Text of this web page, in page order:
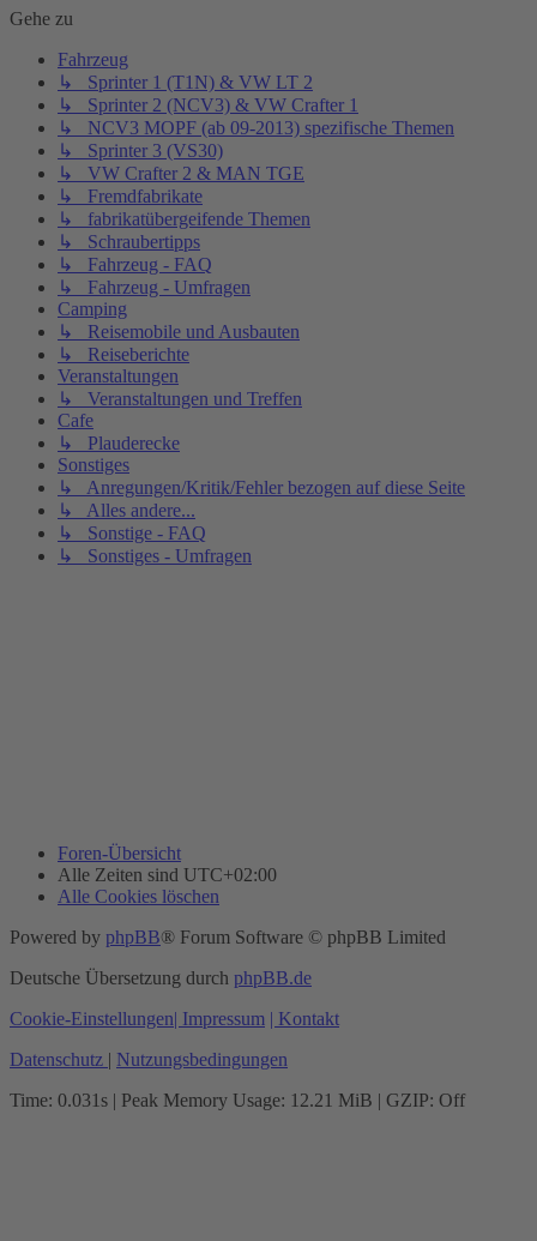
Gehe zu
Fahrzeug
↳ Sprinter 1 (T1N) & VW LT 2
↳ Sprinter 2 (NCV3) & VW Crafter 1
↳ NCV3 MOPF (ab 09-2013) spezifische Themen
↳ Sprinter 3 (VS30)
↳ VW Crafter 2 & MAN TGE
↳ Fremdfabrikate
↳ fabrikatübergeifende Themen
↳ Schraubertipps
↳ Fahrzeug - FAQ
↳ Fahrzeug - Umfragen
Camping
↳ Reisemobile und Ausbauten
↳ Reiseberichte
Veranstaltungen
↳ Veranstaltungen und Treffen
Cafe
↳ Plauderecke
Sonstiges
↳ Anregungen/Kritik/Fehler bezogen auf diese Seite
↳ Alles andere...
↳ Sonstige - FAQ
↳ Sonstiges - Umfragen
Foren-Übersicht
Alle Zeiten sind UTC+02:00
Alle Cookies löschen
Powered by phpBB® Forum Software © phpBB Limited
Deutsche Übersetzung durch phpBB.de
Cookie-Einstellungen| Impressum | Kontakt
Datenschutz | Nutzungsbedingungen
Time: 0.031s | Peak Memory Usage: 12.21 MiB | GZIP: Off